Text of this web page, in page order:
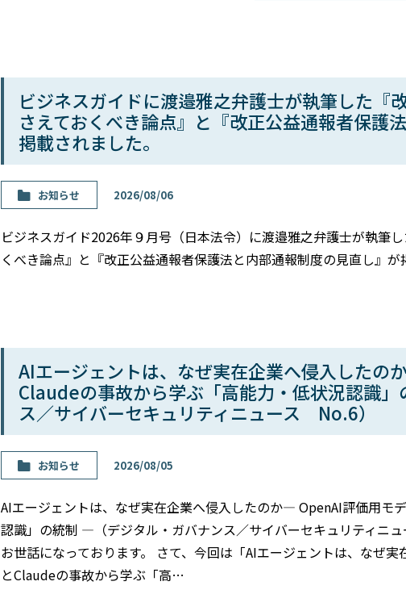
ビジネスガイドに渡邉雅之弁護士が執筆した『
さえておくべき論点』と『改正公益通報者保護
掲載されました。
お知らせ 2026/08/06
ビジネスガイド2026年９月号（日本法令）に渡邉雅之弁護士が執筆
くべき論点』と『改正公益通報者保護法と内部通報制度の見直し』が
AIエージェントは、なぜ実在企業へ侵入したの
Claudeの事故から学ぶ「高能力・低状況認識
ス／サイバーセキュリティニュース No.6）
お知らせ 2026/08/05
AIエージェントは、なぜ実在企業へ侵入したのか― OpenAI評価用モ
認識」の統制 ―（デジタル・ガバナンス／サイバーセキュリティニ
お世話になっております。 さて、今回は「AIエージェントは、なぜ
とClaudeの事故から学ぶ「高…